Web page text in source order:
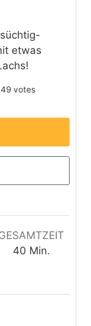
etwas
49votes
40M
u
Min.